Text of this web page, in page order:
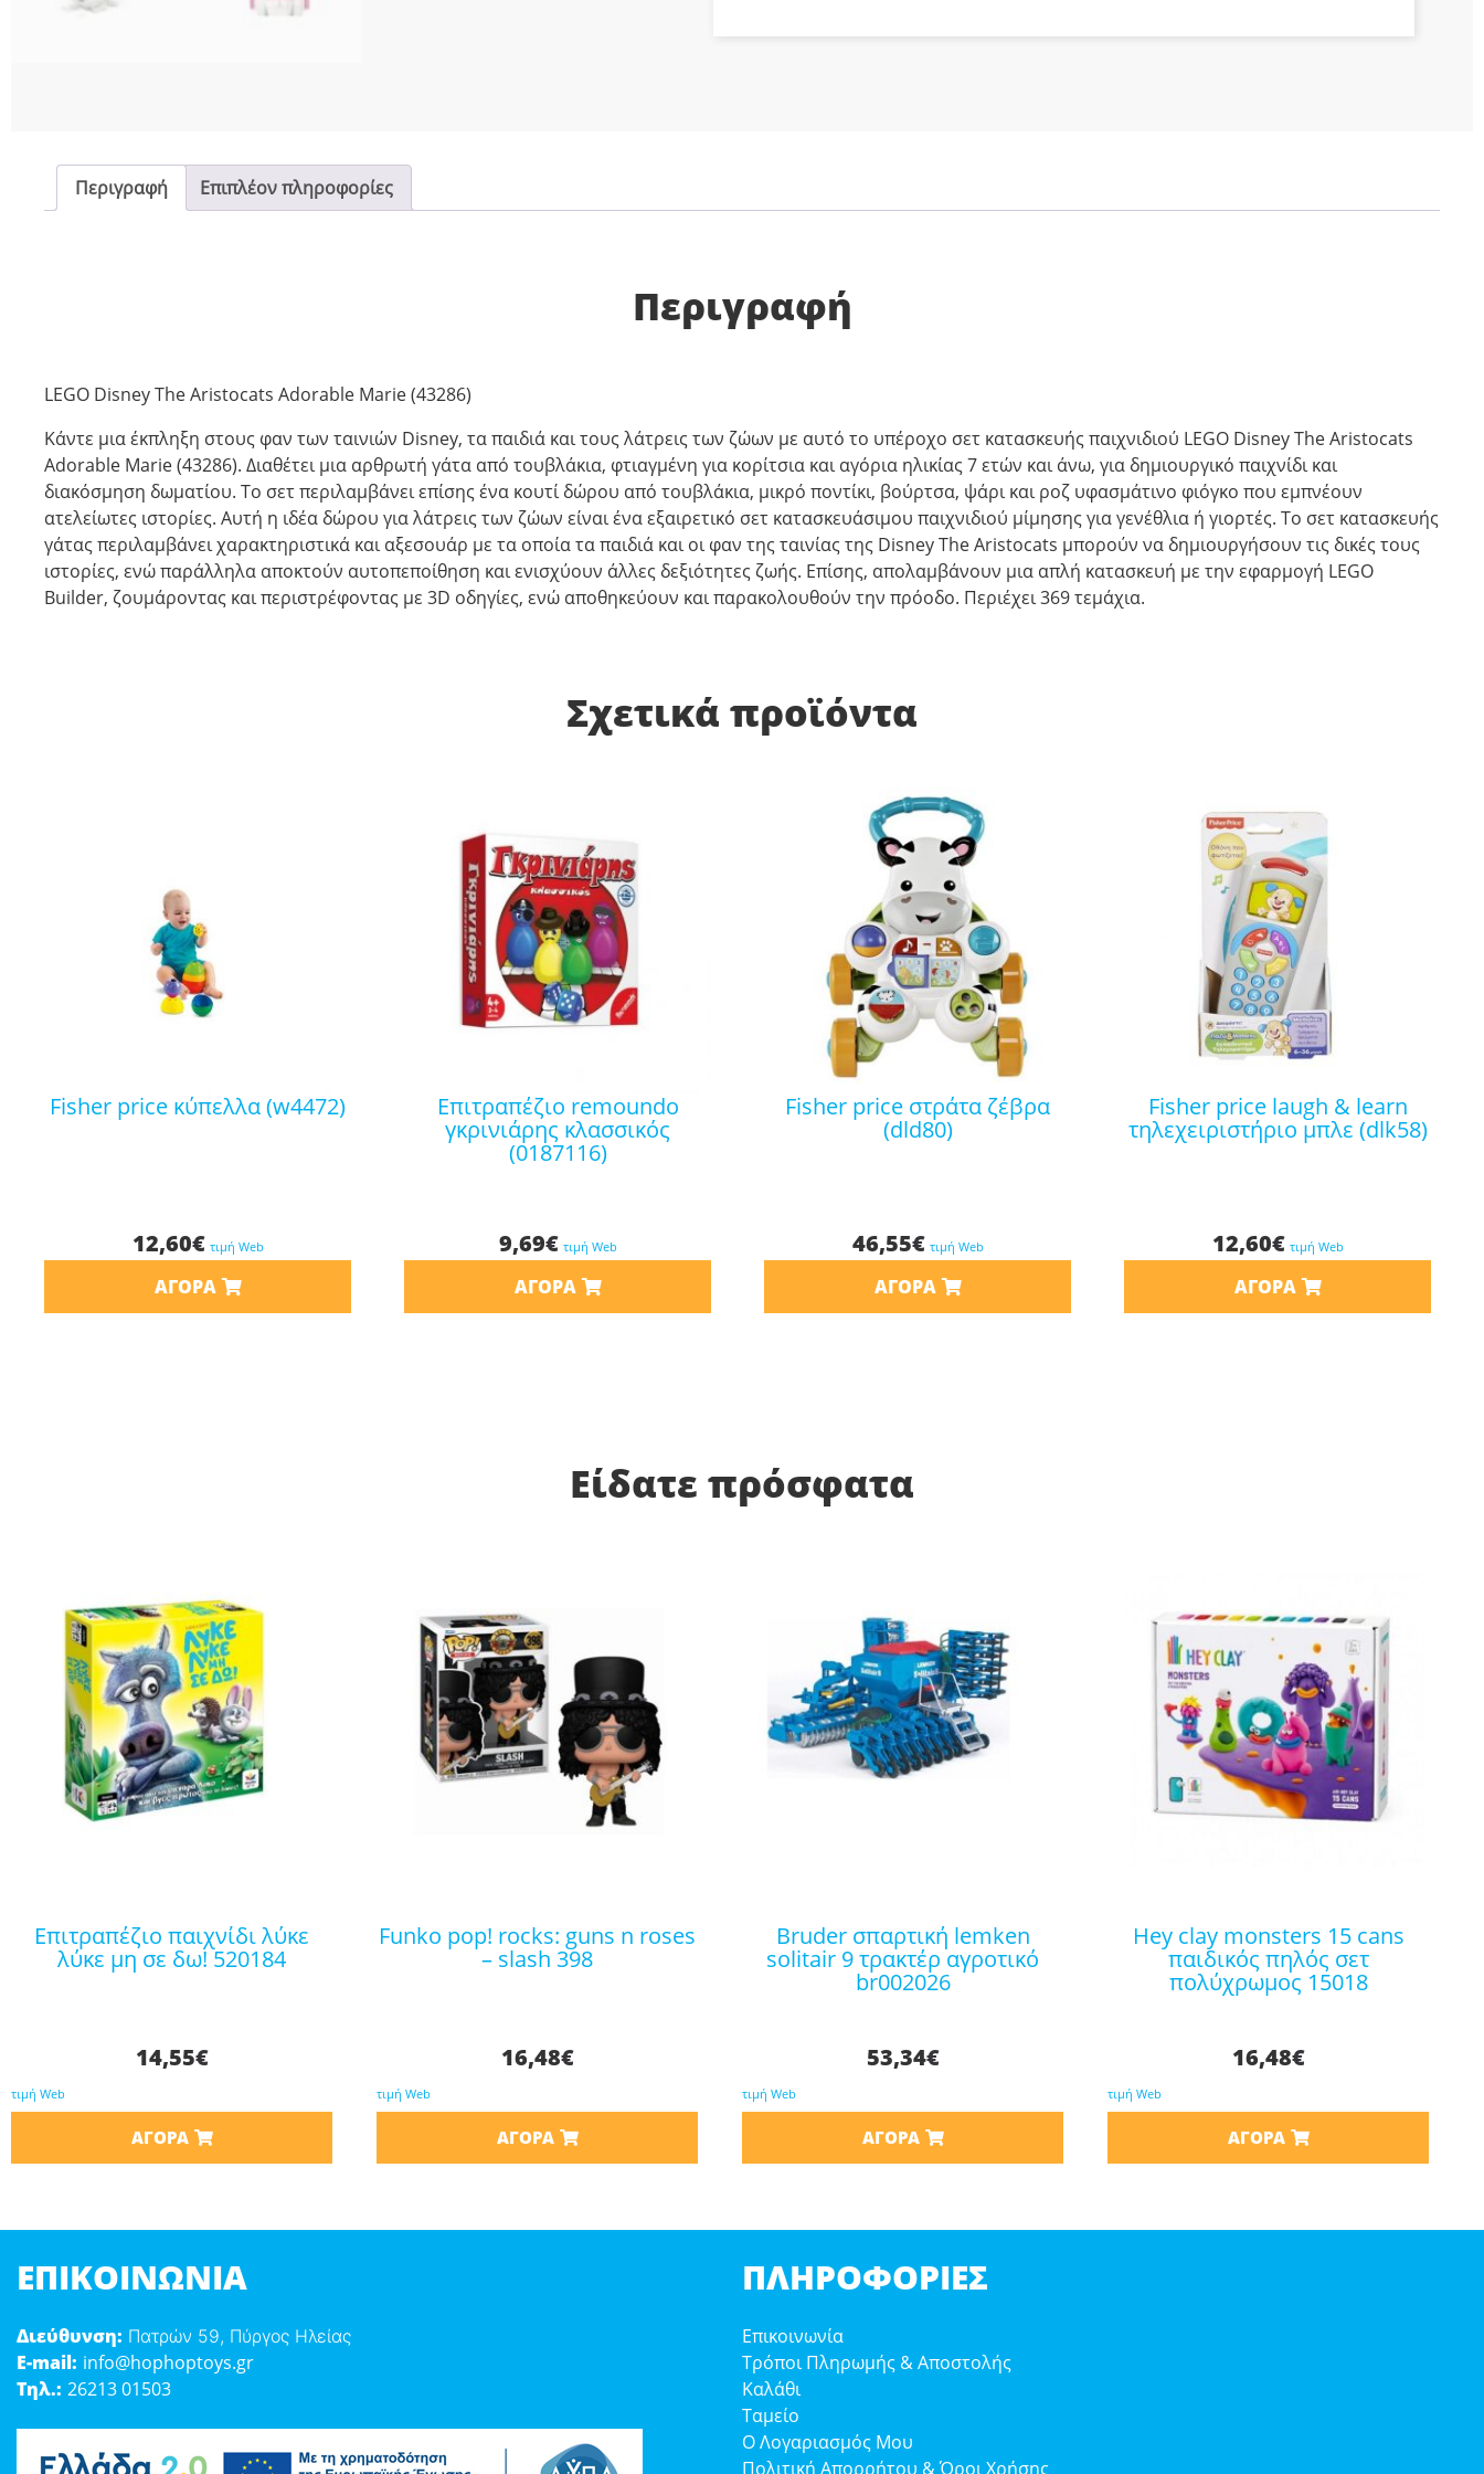
Περιγραφή Επιπλέον πληροφορίες
Περιγραφή
LEGO Disney The Aristocats Adorable Marie (43286)
Κάντε μια έκπληξη στους φαν των ταινιών Disney, τα παιδιά και τους λάτρεις των ζώων με αυτό το υπέροχο σετ κατασκευής παιχνιδιού LEGO Disney The Aristocats
Adorable Marie (43286). Διαθέτει μια αρθρωτή γάτα από τουβλάκια, φτιαγμένη για κορίτσια και αγόρια ηλικίας 7 ετών και άνω, για δημιουργικό παιχνίδι και
διακόσμηση δωματίου. Το σετ περιλαμβάνει επίσης ένα κουτί δώρου από τουβλάκια, μικρό ποντίκι, βούρτσα, ψάρι και ροζ υφασμάτινο φιόγκο που εμπνέουν
ατελείωτες ιστορίες. Αυτή η ιδέα δώρου για λάτρεις των ζώων είναι ένα εξαιρετικό σετ κατασκευάσιμου παιχνιδιού μίμησης για γενέθλια ή γιορτές. Το σετ κατασκευής
γάτας περιλαμβάνει χαρακτηριστικά και αξεσουάρ με τα οποία τα παιδιά και οι φαν της ταινίας της Disney The Aristocats μπορούν να δημιουργήσουν τις δικές τους
ιστορίες, ενώ παράλληλα αποκτούν αυτοπεποίθηση και ενισχύουν άλλες δεξιότητες ζωής. Επίσης, απολαμβάνουν μια απλή κατασκευή με την εφαρμογή LEGO
Builder, ζουμάροντας και περιστρέφοντας με 3D οδηγίες, ενώ αποθηκεύουν και παρακολουθούν την πρόοδο. Περιέχει 369 τεμάχια.
Σχετικά προϊόντα
fisher price κύπελλα (w4472)
12,60€ τιμή Web
ΑΓΟΡΆ
επιτραπέζιο remoundo
γκρινιάρης κλασσικός
(0187116)
9,69€ τιμή Web
ΑΓΟΡΆ
fisher price στράτα ζέβρα
(dld80)
46,55€ τιμή Web
ΑΓΟΡΆ
fisher price laugh & learn
τηλεχειριστήριο μπλε (dlk58)
12,60€ τιμή Web
ΑΓΟΡΆ
Είδατε πρόσφατα
επιτραπέζιο παιχνίδι λύκε
λύκε μη σε δω! 520184
14,55€
τιμή Web
ΑΓΟΡΆ
funko pop! rocks: guns n roses
– slash 398
16,48€
τιμή Web
ΑΓΟΡΆ
bruder σπαρτική lemken
solitair 9 τρακτέρ αγροτικό
br002026
53,34€
τιμή Web
ΑΓΟΡΆ
hey clay monsters 15 cans
παιδικός πηλός σετ
πολύχρωμος 15018
16,48€
τιμή Web
ΑΓΟΡΆ
ΕΠΙΚΟΙΝΩΝΊΑ
Διεύθυνση: Πατρών 59, Πύργος Ηλείας
E-mail: info@hophoptoys.gr
Τηλ.: 26213 01503
ΠΛΗΡΟΦΟΡΊΕΣ
Επικοινωνία
Τρόποι Πληρωμής & Αποστολής
Καλάθι
Ταμείο
Ο Λογαριασμός Μου
Πολιτική Απορρήτου & Όροι Χρήσης